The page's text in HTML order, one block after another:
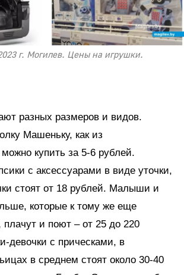
г. Могилев. Цены на игрушки.
разных размеров и видов.
Машеньку, как из
купить за 5-6 рублей.
с аксессуарами в виде уточки,
стоят от 18 рублей. Малыши и
которые к тому же еще
плачут и поют – от 25 до 220
девочки с прическами, в
в среднем стоят около 30-40